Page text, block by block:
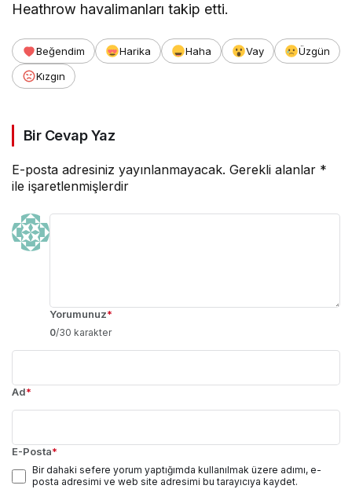
Heathrow havalimanları takip etti.
Beğendim Harika Haha Vay
Üzgün
Kızgın
Bir Cevap Yaz
E-posta adresiniz yayınlanmayacak. Gerekli alanlar *
ile işaretlenmişlerdir
Yorumunuz*
0/30 karakter
Ad*
E-Posta*
Bir dahaki sefere yorum yaptığımda kullanılmak üzere adımı, e-
posta adresimi ve web site adresimi bu tarayıcıya kaydet.